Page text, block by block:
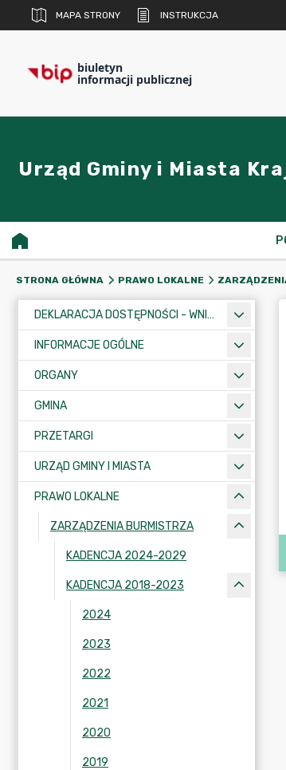
MAPA STRONY INSTRUKCJA
biuletyn
informacji publicznej
Urząd Gminy i Miasta
STRONA GŁÓWNA PRAWO LOKALNE
DEKLARACJA DOSTĘPNOŚCI - WNIOSEK
INFORMACJE OGÓLNE
ORGANY
GMINA
PRZETARGI
URZĄD GMINY I MIASTA
PRAWO LOKALNE
ZARZĄDZENIA BURMISTRZA
KADENCJA 2024-2029
KADENCJA 2018-2023
2024
2023
2022
2021
2020
2019